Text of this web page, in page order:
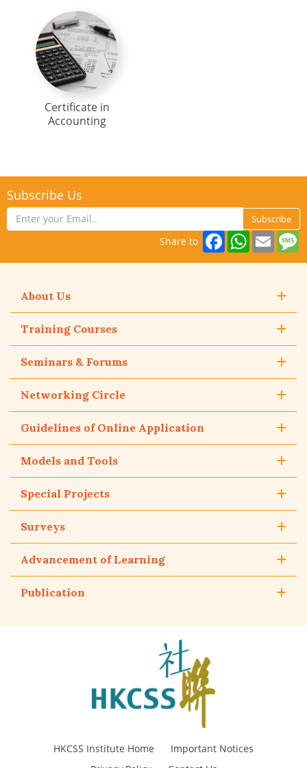
Certificate in
Accounting
Subscribe Us
Subscribe
Share to FacebookEmail
About Us
Training Courses
Seminars & Forums
Networking Circle
Guidelines of Online Application
Models and Tools
Special Projects
Surveys
Advancement of Learning
Publication
HKCSS Institute Home
Important Notices